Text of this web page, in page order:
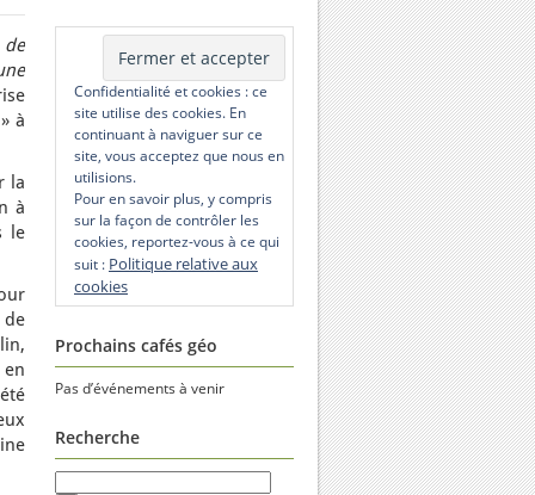
à
la
à
le
Confidentialité et cookies : ce
site utilise des cookies. En
continuant à naviguer sur ce
site, vous acceptez que nous en
utilisions.
Pour en savoir plus, y compris
sur la façon de contrôler les
cookies, reportez-vous à ce qui
suit : Politique relative aux
cookies
Prochains cafés géo
Pas d’événements à venir
Recherche